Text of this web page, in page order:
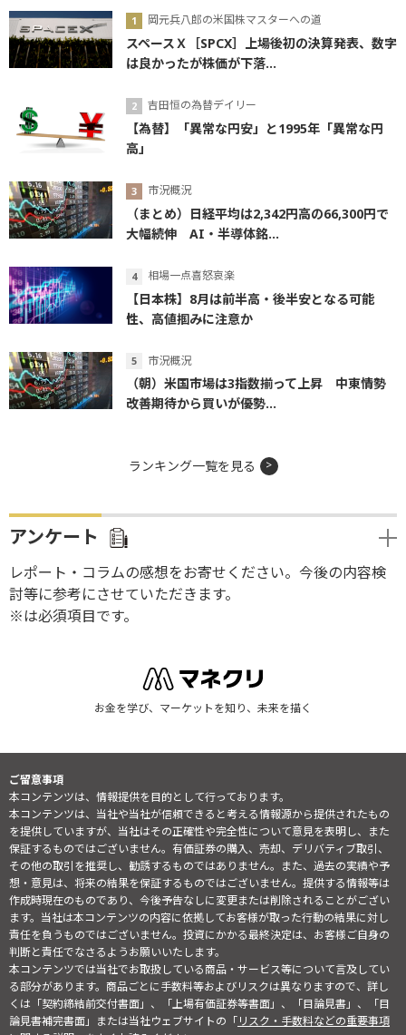
岡元兵八郎の米国株マスターへの道
スペースＸ［SPCX］上場後初の決算発表、数字
は良かったが株価が下落...
吉田恒の為替デイリー
【為替】「異常な円安」と1995年「異常な円
高」
市況概況
（まとめ）日経平均は2,342円高の66,300円で
大幅続伸 AI・半導体銘...
相場一点喜怒哀楽
【日本株】8月は前半高・後半安となる可能
性、高値掴みに注意か
市況概況
（朝）米国市場は3指数揃って上昇 中東情勢
改善期待から買いが優勢...
ランキング一覧を見る
アンケート
レポート・コラムの感想をお寄せください。今後の内容検
討等に参考にさせていただきます。
※は必須項目です。
お金を学び、マーケットを知り、未来を描く
ご留意事項
本コンテンツは、情報提供を目的として行っております。
本コンテンツは、当社や当社が信頼できると考える情報源から提供されたもの
を提供していますが、当社はその正確性や完全性について意見を表明し、また
保証するものではございません。有価証券の購入、売却、デリバティブ取引、
その他の取引を推奨し、勧誘するものではありません。また、過去の実績や予
想・意見は、将来の結果を保証するものではございません。提供する情報等は
作成時現在のものであり、今後予告なしに変更または削除されることがござい
ます。当社は本コンテンツの内容に依拠してお客様が取った行動の結果に対し
責任を負うものではございません。投資にかかる最終決定は、お客様ご自身の
判断と責任でなさるようお願いいたします。
本コンテンツでは当社でお取扱している商品・サービス等について言及してい
る部分があります。商品ごとに手数料等およびリスクは異なりますので、詳し
くは「契約締結前交付書面」、「上場有価証券等書面」、「目論見書」、「目
論見書補完書面」または当社ウェブサイトの「リスク・手数料などの重要事項